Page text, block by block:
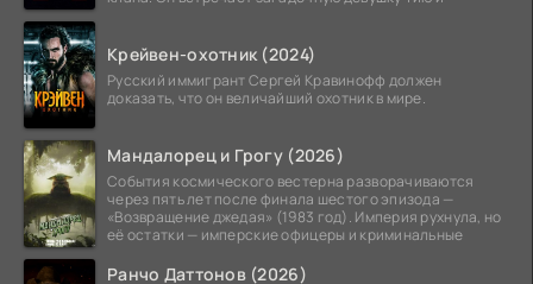
Крейвен-охотник (2024)
Русский иммигрант Сергей Кравинофф должен
доказать, что он величайший охотник в мире.
Мандалорец и Грогу (2026)
События космического вестерна разворачиваются
через пять лет после финала шестого эпизода —
«Возвращение джедая» (1983 год). Империя рухнула, но
её остатки — имперские офицеры и криминальные
Ранчо Даттонов (2026)